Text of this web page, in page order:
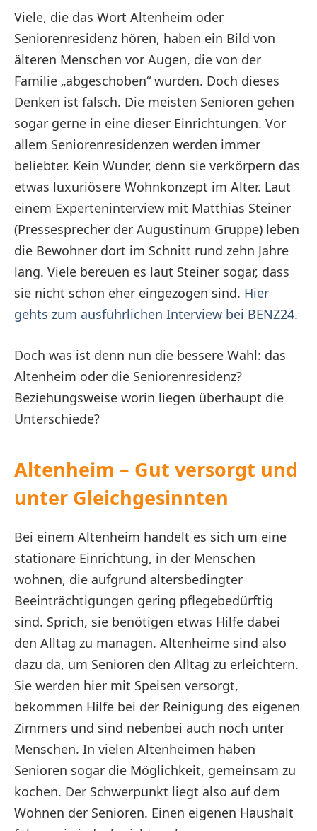
Viele, die das Wort Altenheim oder
Seniorenresidenz hören, haben ein Bild von
älteren Menschen vor Augen, die von der
Familie „abgeschoben“ wurden. Doch dieses
Denken ist falsch. Die meisten Senioren gehen
sogar gerne in eine dieser Einrichtungen. Vor
allem Seniorenresidenzen werden immer
beliebter. Kein Wunder, denn sie verkörpern das
etwas luxuriösere Wohnkonzept im Alter. Laut
einem Experteninterview mit Matthias Steiner
(Pressesprecher der Augustinum Gruppe) leben
die Bewohner dort im Schnitt rund zehn Jahre
lang. Viele bereuen es laut Steiner sogar, dass
sie nicht schon eher eingezogen sind. Hier
gehts zum ausführlichen Interview bei BENZ24.
Doch was ist denn nun die bessere Wahl: das
Altenheim oder die Seniorenresidenz?
Beziehungsweise worin liegen überhaupt die
Unterschiede?
Altenheim – Gut versorgt und
unter Gleichgesinnten
Bei einem Altenheim handelt es sich um eine
stationäre Einrichtung, in der Menschen
wohnen, die aufgrund altersbedingter
Beeinträchtigungen gering pflegebedürftig
sind. Sprich, sie benötigen etwas Hilfe dabei
den Alltag zu managen. Altenheime sind also
dazu da, um Senioren den Alltag zu erleichtern.
Sie werden hier mit Speisen versorgt,
bekommen Hilfe bei der Reinigung des eigenen
Zimmers und sind nebenbei auch noch unter
Menschen. In vielen Altenheimen haben
Senioren sogar die Möglichkeit, gemeinsam zu
kochen. Der Schwerpunkt liegt also auf dem
Wohnen der Senioren. Einen eigenen Haushalt